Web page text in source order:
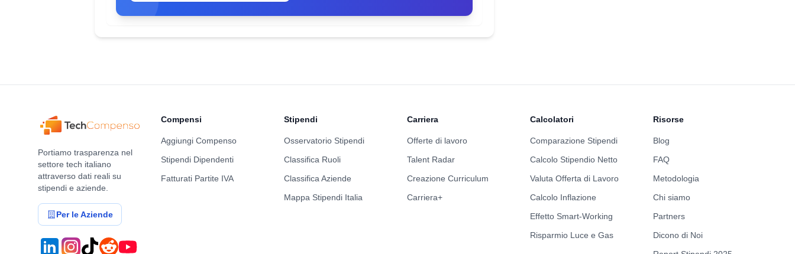
Portiamo trasparenza nel
settore tech italiano
attraverso dati reali su
stipendi e aziende.
Per le Aziende
Compensi
Aggiungi Compenso
Stipendi Dipendenti
Fatturati Partite IVA
Stipendi
Osservatorio Stipendi
Classifica Ruoli
Classifica Aziende
Mappa Stipendi Italia
Carriera
Offerte di lavoro
Talent Radar
Creazione Curriculum
Carriera+
Calcolatori
Comparazione Stipendi
Calcolo Stipendio Netto
Valuta Offerta di Lavoro
Calcolo Inflazione
Effetto Smart-Working
Risparmio Luce e Gas
Risorse
Blog
FAQ
Metodologia
Chi siamo
Partners
Dicono di Noi